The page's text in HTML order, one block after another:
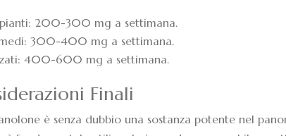
200-300 mg a settimana.
300-400 mg a settimana.
400-600 mg a settimana.
Finali
è senza dubbio una sostanza potente nel